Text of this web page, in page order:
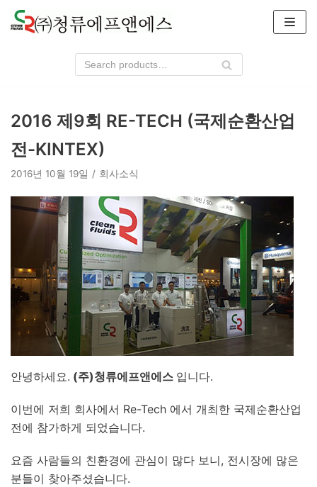
콘
텐
뛰
기
2016 제9회 RE-TECH (국제순환산업
전-KINTEX)
2016년 10월 19일 회사소식
안녕하세요. (주)청류에프앤에스 입니다.
이번에 저희 회사에서 Re-Tech 에서 개최한 국제순환산업
전에 참가하게 되었습니다.
요즘 사람들의 친환경에 관심이 많다 보니, 전시장에 많은
분들이 찾아주셨습니다.